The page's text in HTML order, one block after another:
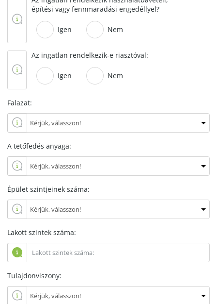
építési vagy fennmaradási engedéllyel?
Igen Nem
Az ingatlan rendelkezik-e riasztóval:
Igen Nem
Falazat:
A tetőfedés anyaga:
Épület szintjeinek száma:
Lakott szintek száma:
Tulajdonviszony: